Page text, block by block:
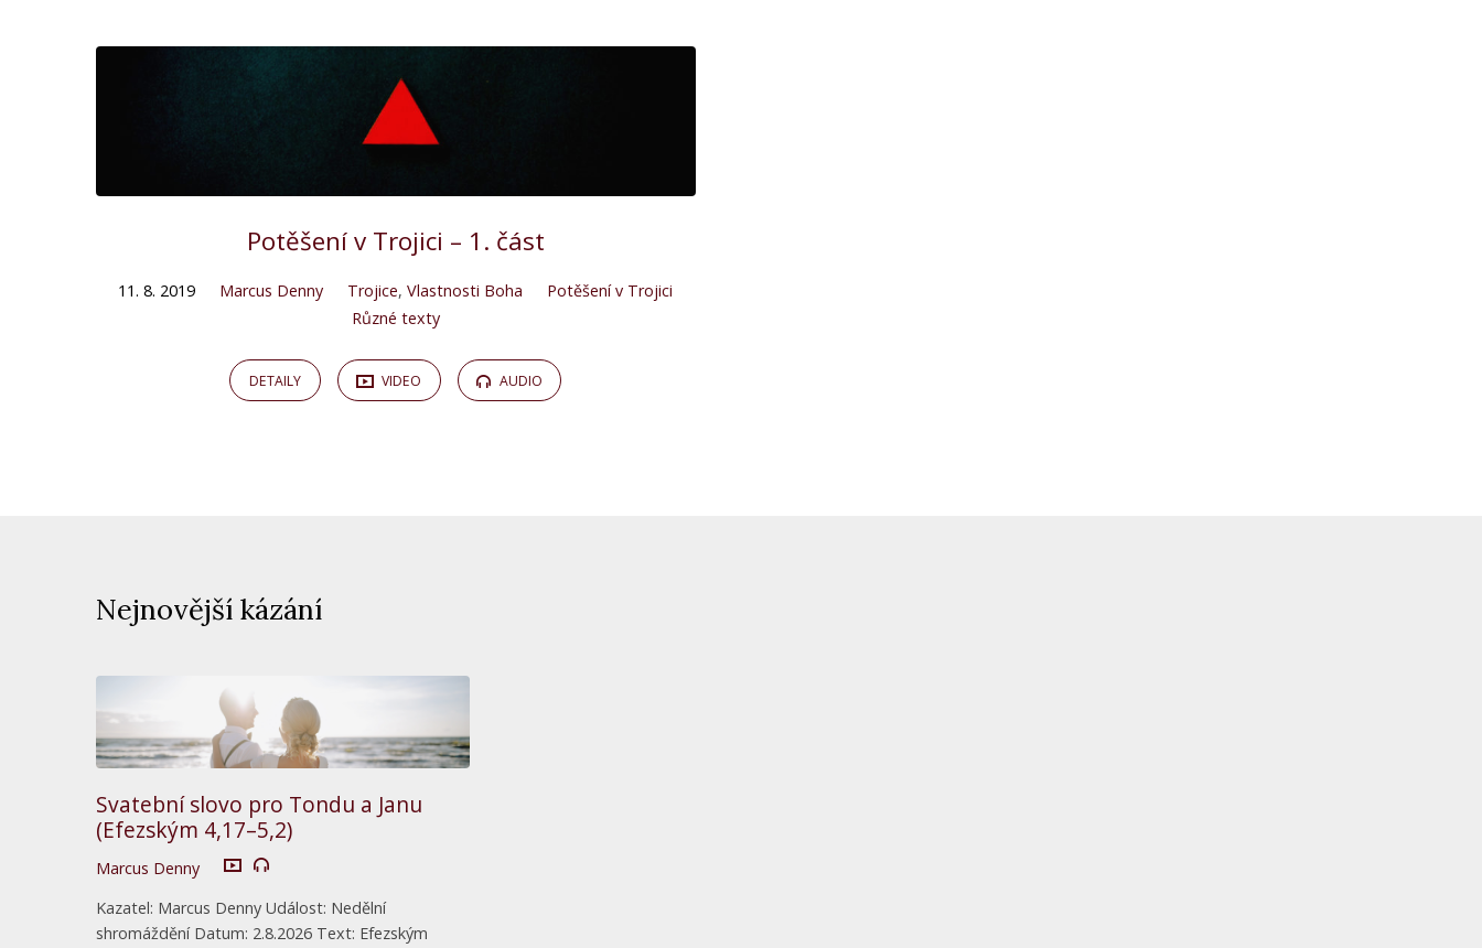
Potěšení v Trojici – 1. část
11. 8. 2019 Marcus Denny Trojice,Vlastnosti Boha
Potěšení v Trojici
Různé texty
DETAILY VIDEO AUDIO
Nejnovější kázání
Svatební slovo pro Tondu a Janu
(Efezským 4,17–5,2)
Marcus Denny
Kazatel: Marcus Denny Událost: Nedělní
shromáždění Datum: 2.8.2026 Text: Efezským